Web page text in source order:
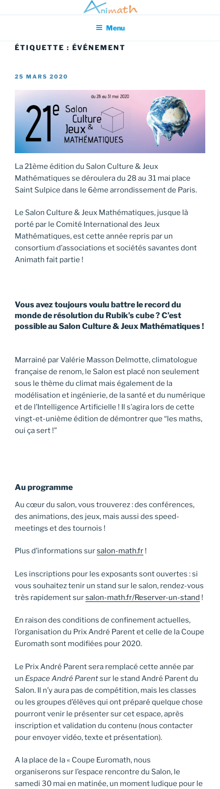
au
principal
Association pour l'Animation en Mathématiques
Menu
ÉTIQUETTE : ÉVÉNEMENT
PUBLIÉ
25 MARS 2020
La 21ème édition du Salon Culture & Jeux
Mathématiques se déroulera du 28 au 31 mai place
Saint Sulpice dans le 6ème arrondissement de Paris.
Le Salon Culture & Jeux Mathématiques, jusque là
porté par le Comité International des Jeux
Mathématiques, est cette année repris par un
consortium d’associations et sociétés savantes dont
Animath fait partie !
Vous avez toujours voulu battre le record du
monde de résolution du Rubik’s cube ? C’est
possible au Salon Culture & Jeux Mathématiques !
Marrainé par Valérie Masson Delmotte, climatologue
française de renom, le Salon est placé non seulement
sous le thème du climat mais également de la
modélisation et ingénierie, de la santé et du numérique
et de l’Intelligence Artificielle ! Il s’agira lors de cette
vingt-et-unième édition de démontrer que “les maths,
oui ça sert !”
Au programme
Au cœur du salon, vous trouverez : des conférences,
des animations, des jeux, mais aussi des speed-
meetings et des tournois !
Plus d’informations sursalon-math.fr !
Les inscriptions pour les exposants sont ouvertes : si
vous souhaitez tenir un stand sur le salon, rendez-vous
très rapidement sursalon-math.fr/Reserver-un-stand !
En raison des conditions de confinement actuelles,
l’organisation du Prix André Parent et celle de la Coupe
Euromath sont modifiées pour 2020.
Le Prix André Parent sera remplacé cette année par
un Espace André Parentsur le stand André Parent du
Salon. Il n’y aura pas de compétition, mais les classes
ou les groupes d’élèves qui ont préparé quelque chose
pourront venir le présenter sur cet espace, après
inscription et validation du contenu (nous contacter
pour envoyer vidéo, texte et présentation).
A la place de la « Coupe Euromath, nous
organiserons sur l’espace rencontre du Salon, le
samedi 30 mai en matinée, un moment ludique pour le